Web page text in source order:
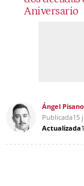
Aniversario
Ángel Pisano
Publicada15
Actualizada